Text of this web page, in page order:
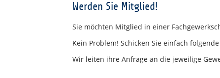
Werden Sie Mitglied!
Sie möchten Mitglied in einer
Kein Problem! Schicken Sie einfach
Wir leiten ihre Anfrage an die jeweilige